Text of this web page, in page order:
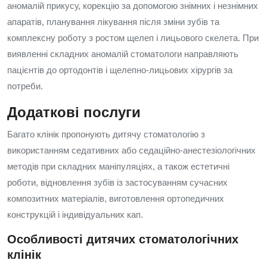
аномалій прикусу, корекцію за допомогою знімних і незнімних
апаратів, планування лікування після зміни зубів та
комплексну роботу з ростом щелеп і лицьового скелета. При
виявленні складних аномалій стоматологи направляють
пацієнтів до ортодонтів і щелепно-лицьових хірургів за
потреби.
Додаткові послуги
Багато клінік пропонують дитячу стоматологію з
використанням седативних або седаційно‑анестезіологічних
методів при складних маніпуляціях, а також естетичні
роботи, відновлення зубів із застосуванням сучасних
композитних матеріалів, виготовлення ортопедичних
конструкцій і індивідуальних кап.
Особливості дитячих стоматологічних
клінік